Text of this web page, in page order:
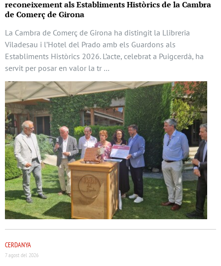
reconeixement als Establiments Històrics de la Cambra
de Comerç de Girona
La Cambra de Comerç de Girona ha distingit la Llibreria
Viladesau i l’Hotel del Prado amb els Guardons als
Establiments Històrics 2026. L’acte, celebrat a Puigcerdà, ha
servit per posar en valor la tr …
CERDANYA
7 agost del 2026